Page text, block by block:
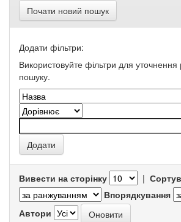
Почати новий пошук
Додати фільтри:
Використовуйте фільтри для уточнення
пошуку.
Вивести на сторінку |
Впорядкування
Автори